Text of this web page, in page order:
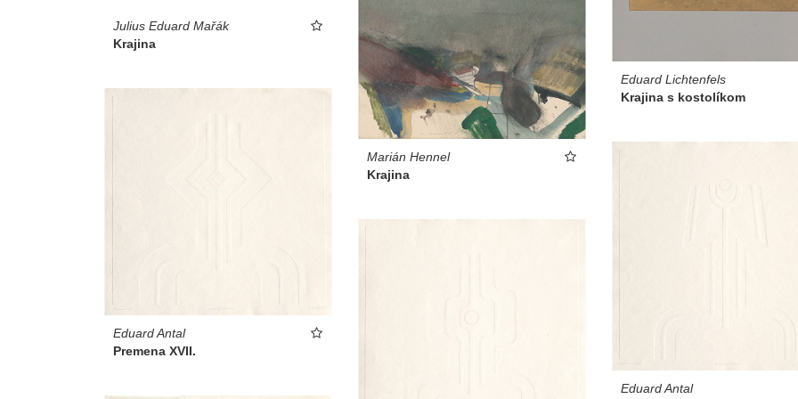
Julius Eduard Mařák
Krajina
Eduard Lichtenfels
Krajina s kostolíkom
Marián Hennel
Krajina
Eduard Antal
Premena XVII.
Eduard Antal